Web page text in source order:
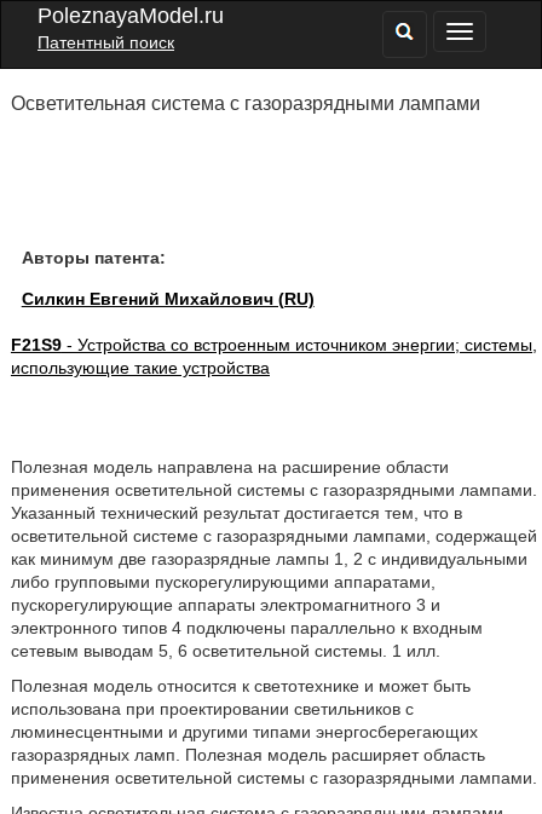
PoleznayaModel.ru
Патентный поиск
Осветительная система с газоразрядными лампами
Авторы патента:
Силкин Евгений Михайлович (RU)
F21S9- Устройства со встроенным источником энергии; системы,
использующие такие устройства
Полезная модель направлена на расширение области
применения осветительной системы с газоразрядными лампами.
Указанный технический результат достигается тем, что в
осветительной системе с газоразрядными лампами, содержащей
как минимум две газоразрядные лампы 1, 2 с индивидуальными
либо групповыми пускорегулирующими аппаратами,
пускорегулирующие аппараты электромагнитного 3 и
электронного типов 4 подключены параллельно к входным
сетевым выводам 5, 6 осветительной системы. 1 илл.
Полезная модель относится к светотехнике и может быть
использована при проектировании светильников с
люминесцентными и другими типами энергосберегающих
газоразрядных ламп. Полезная модель расширяет область
применения осветительной системы с газоразрядными лампами.